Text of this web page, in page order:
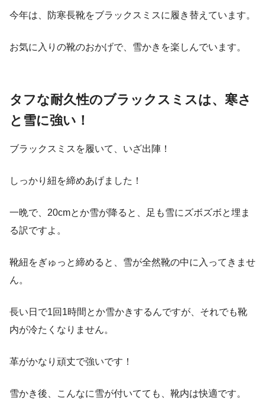
今年は、防寒長靴をブラックスミスに履き替えています。
お気に入りの靴のおかげで、雪かきを楽しんでいます。
タフな耐久性のブラックスミスは、寒さ
と雪に強い！
ブラックスミスを履いて、いざ出陣！
しっかり紐を締めあげました！
一晩で、20cmとか雪が降ると、足も雪にズボズボと埋ま
る訳ですよ。
靴紐をぎゅっと締めると、雪が全然靴の中に入ってきませ
ん。
長い日で1回1時間とか雪かきするんですが、それでも靴
内が冷たくなりません。
革がかなり頑丈で強いです！
雪かき後、こんなに雪が付いてても、靴内は快適です。